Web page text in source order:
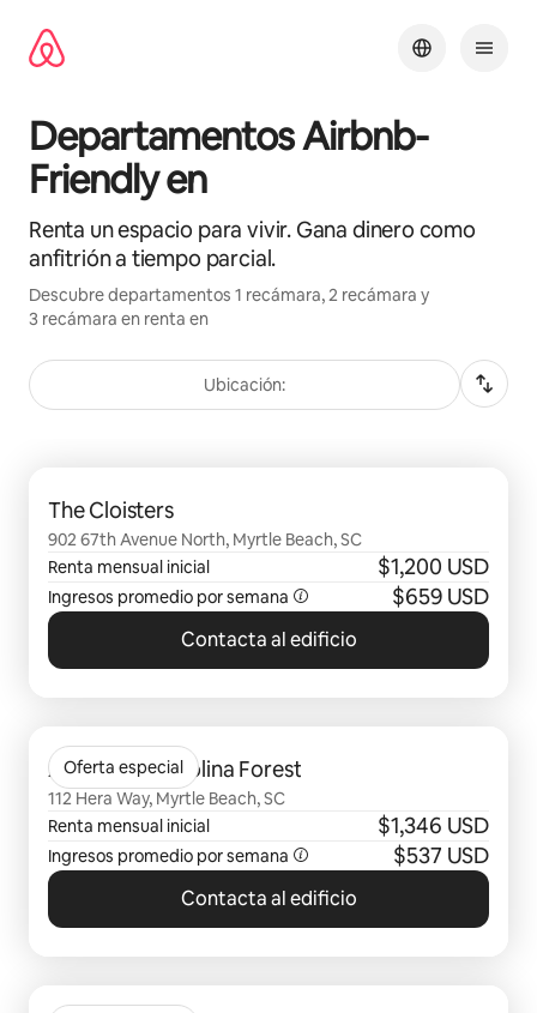
contenido
Departamentos Airbnb-
Friendly en
Renta un espacio para vivir. Gana dinero como
anfitrión a tiempo parcial.
Descubre departamentos 1 recámara, 2 recámara y
3 recámara en renta en
Ubicación:
The Cloisters
902 67th Avenue North, Myrtle Beach, SC
Renta mensual inicial
$1,200 USD
Ingresos promedio por semana $659 USD
Contacta al edificio
Oferta especial
Arcadia at Carolina Forest
112 Hera Way, Myrtle Beach, SC
Renta mensual inicial
$1,346 USD
Ingresos promedio por semana $537 USD
Contacta al edificio